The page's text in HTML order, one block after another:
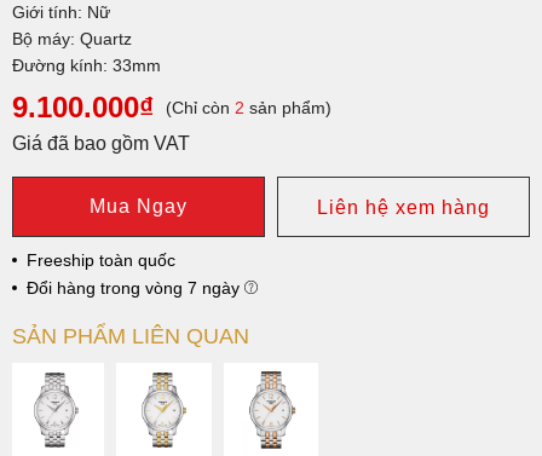
Giới tính: Nữ
Bộ máy: Quartz
Đường kính: 33mm
9.100.000₫ (Chỉ còn 2 sản phẩm)
Giá đã bao gồm VAT
Mua Ngay Liên hệ xem hàng
Freeship toàn quốc
Đổi hàng trong vòng 7 ngày
SẢN PHẨM LIÊN QUAN